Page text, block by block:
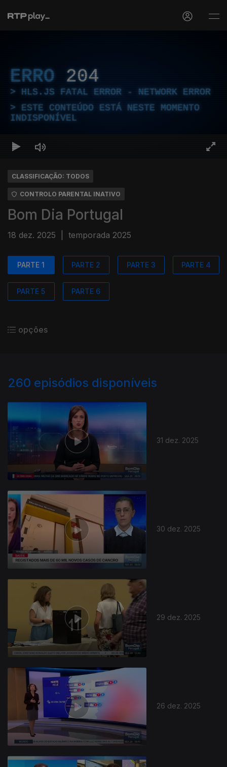
ERRO 204
HLS.JS FATAL ERROR - NETWORK ERROR
ESTE CONTEÚDO ESTÁ NESTE MOMENTO
INDISPONÍVEL
CLASSIFICAÇÃO: TODOS
CONTROLO PARENTAL INATIVO
Bom Dia Portugal
18 dez. 2025 temporada 2025
PARTE 1 PARTE 2 PARTE 3 PARTE 4
PARTE 5 PARTE 6
opções
260 episódios disponíveis
31 dez. 2025
30 dez. 2025
29 dez. 2025
26 dez. 2025